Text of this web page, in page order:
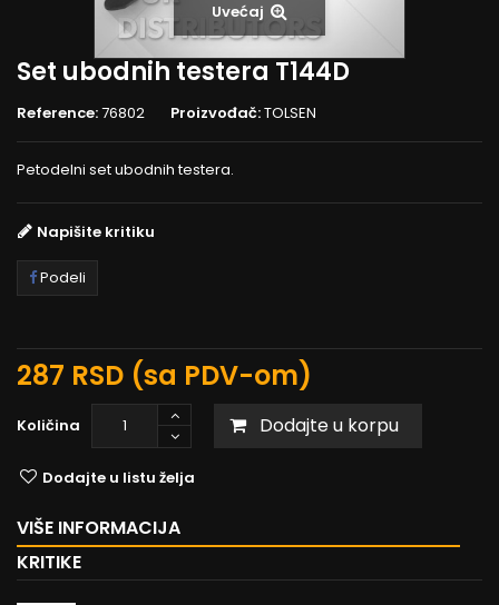
Uvećaj
Set ubodnih testera T144D
Reference:76802 Proizvođač:TOLSEN
Petodelni set ubodnih testera.
Napišite kritiku
Podeli
287 RSD (sa PDV-om)
Količina Dodajte u korpu
Dodajte u listu želja
VIŠE INFORMACIJA
KRITIKE